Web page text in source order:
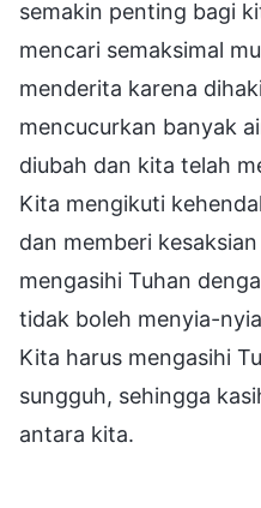
semakin penting bagi
mencari semaksimal
menderita karena
mencucurkan banyak
diubah dan kita telah
Kita mengikuti
dan memberi
mengasihi Tuhan
tidak boleh menyia-
Kita harus mengasihi
sungguh, sehingga
antara kita.